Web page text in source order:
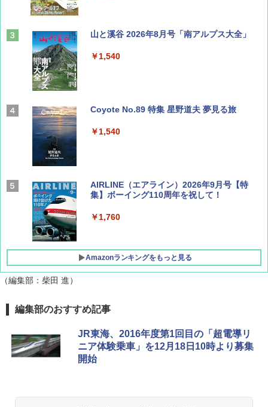
山と溪谷 2026年8月号「南アルプス大全」
￥1,540
Coyote No.89 特集 星野道夫 夢見る旅
￥1,540
AIRLINE（エアライン）2026年9月号【特
集】ボーイング110周年を祝して！
￥1,760
Amazonランキングをもっと見る
D40 地球の歩き方 チェンマイ タイ北部の魅
力的な町 2026～2027 地球の歩き方D アジア
￥2,079
[キャンパーズコレクション 山善] ポップアッ
プテント 傘みたいに広げて畳める パッとサ
ッとサンシェード キューブ フルクローズ メ
ッシュ 簡単設置 ワンタッチテント キャンプ
&ハイキング カーキ PATC-150(KH)
GRANDOOR ステンレス保冷剤 2個セット 2
026リニューアル 急速冷凍 空間倍増 衛生的
コンパクト 保冷力長持ち
￥2,980
（編集部：柴田 進）
編集部のおすすめ記事
JR東海、2016年度第1回目の「超電導リ
ニア体験乗車」を12月18日10時より募集
開始